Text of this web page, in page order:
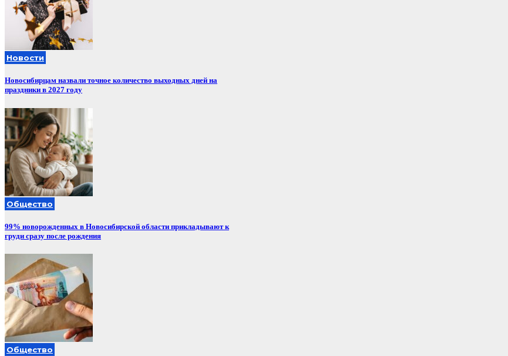
Новости
Новосибирцам назвали точное количество выходных дней на
праздники в 2027 году
Общество
99% новорожденных в Новосибирской области прикладывают к
груди сразу после рождения
Общество